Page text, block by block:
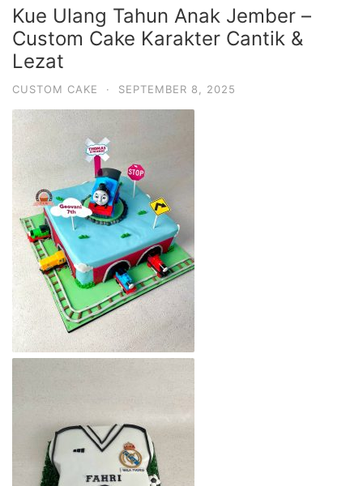
Kue Ulang Tahun Anak Jember –
Custom Cake Karakter Cantik &
Lezat
CUSTOM CAKE · SEPTEMBER 8, 2025